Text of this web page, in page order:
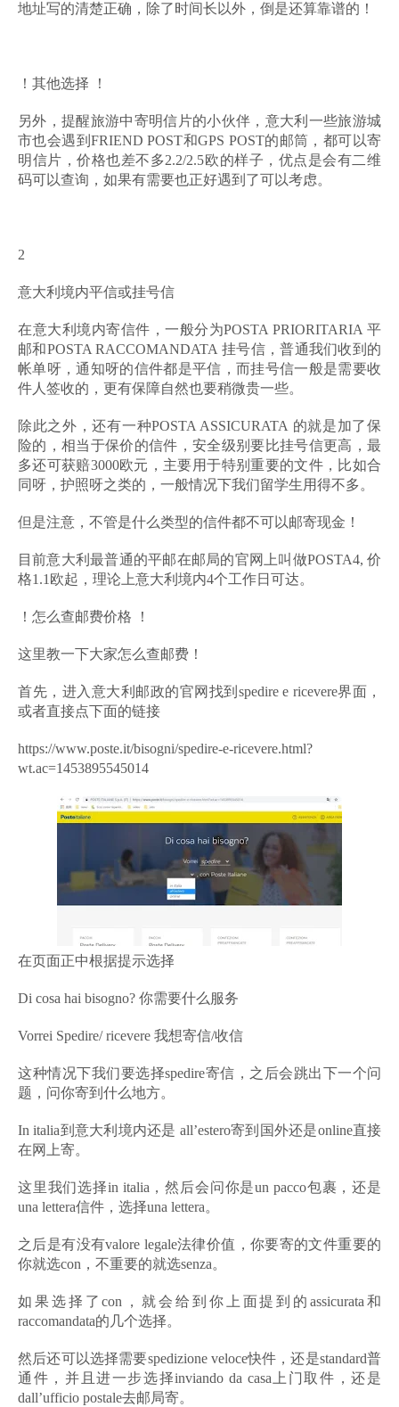
地址写的清楚正确，除了时间长以外，倒是还算靠谱的！
！其他选择 ！
另外，提醒旅游中寄明信片的小伙伴，意大利一些旅游城
市也会遇到FRIEND POST和GPS POST的邮筒，都可以寄
明信片，价格也差不多2.2/2.5欧的样子，优点是会有二维
码可以查询，如果有需要也正好遇到了可以考虑。
2
意大利境内平信或挂号信
在意大利境内寄信件，一般分为POSTA PRIORITARIA 平
邮和POSTA RACCOMANDATA 挂号信，普通我们收到的
帐单呀，通知呀的信件都是平信，而挂号信一般是需要收
件人签收的，更有保障自然也要稍微贵一些。
除此之外，还有一种POSTA ASSICURATA 的就是加了保
险的，相当于保价的信件，安全级别要比挂号信更高，最
多还可获赔3000欧元，主要用于特别重要的文件，比如合
同呀，护照呀之类的，一般情况下我们留学生用得不多。
但是注意，不管是什么类型的信件都不可以邮寄现金！
目前意大利最普通的平邮在邮局的官网上叫做POSTA4, 价
格1.1欧起，理论上意大利境内4个工作日可达。
！怎么查邮费价格 ！
这里教一下大家怎么查邮费！
首先，进入意大利邮政的官网找到spedire e ricevere界面，
或者直接点下面的链接
https://www.poste.it/bisogni/spedire-e-ricevere.html?
wt.ac=1453895545014
在页面正中根据提示选择
Di cosa hai bisogno? 你需要什么服务
Vorrei Spedire/ ricevere 我想寄信/收信
这种情况下我们要选择spedire寄信，之后会跳出下一个问
题，问你寄到什么地方。
In italia到意大利境内还是 all’estero寄到国外还是online直接
在网上寄。
这里我们选择in italia，然后会问你是un pacco包裹，还是
una lettera信件，选择una lettera。
之后是有没有valore legale法律价值，你要寄的文件重要的
你就选con，不重要的就选senza。
如果选择了con，就会给到你上面提到的assicurata和
raccomandata的几个选择。
然后还可以选择需要spedizione veloce快件，还是standard普
通件，并且进一步选择inviando da casa上门取件，还是
dall’ufficio postale去邮局寄。